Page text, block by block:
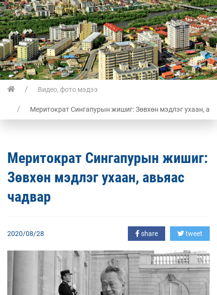
Видео, фото мэдээ
Меритократ Сингапурын жишиг: Зөвхөн мэдлэг ухаан,
Меритократ Сингапурын жишиг:
Зөвхөн мэдлэг ухаан, авьяас
чадвар
2020/08/28 share tweet